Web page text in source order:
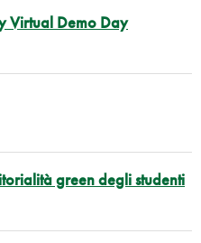
Virtual Demo Day
green degli studenti